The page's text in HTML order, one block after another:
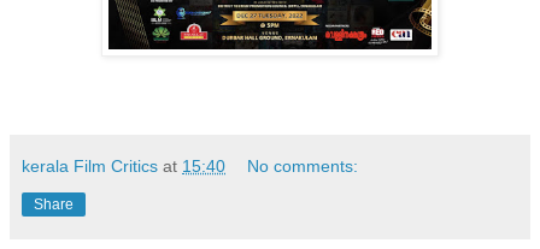
kerala Film Critics at 15:40 No comments:
Share